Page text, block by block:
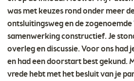
was met keuzes rond onder meer
ontsluitingsweg en de zogenoemde
samenwerking constructief. Je
overleg en discussie. Voor ons had
en had een doorstart best gekund.
vrede hebt met het besluit van je